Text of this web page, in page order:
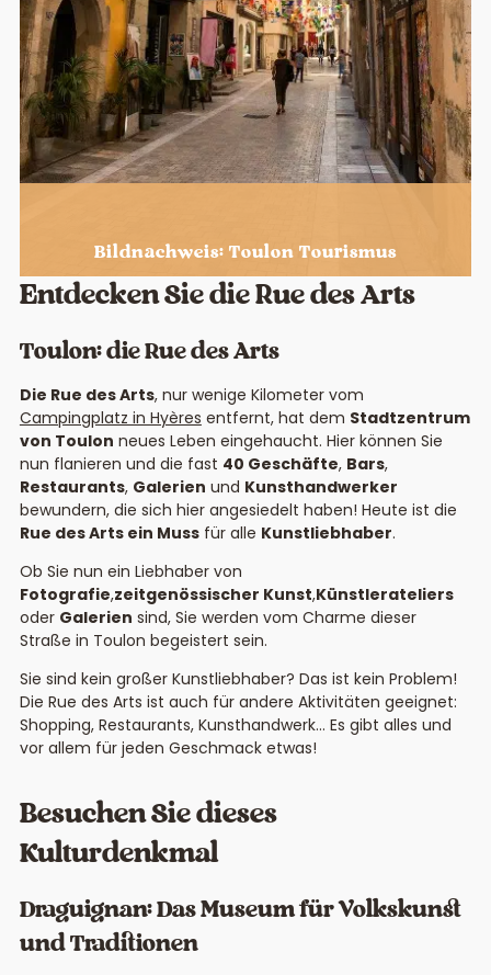
Bildnachweis: Toulon Tourismus
Entdecken Sie die Rue des Arts
Toulon: die Rue des Arts
Die Rue des Arts, nur wenige Kilometer vom
Campingplatz in Hyères entfernt, hat dem Stadtzentrum
von Toulon neues Leben eingehaucht. Hier können Sie
nun flanieren und die fast 40 Geschäfte, Bars,
Restaurants, Galerien und Kunsthandwerker
bewundern, die sich hier angesiedelt haben! Heute ist die
Rue des Artsein Mussfür alle Kunstliebhaber.
Ob Sie nun ein Liebhaber von
Fotografie,zeitgenössischer Kunst,Künstlerateliers
oder Galerien sind, Sie werden vom Charme dieser
Straße in Toulon begeistert sein.
Sie sind kein großer Kunstliebhaber? Das ist kein Problem!
Die Rue des Arts ist auch für andere Aktivitäten geeignet:
Shopping, Restaurants, Kunsthandwerk… Es gibt alles und
vor allem für jeden Geschmack etwas!
Besuchen Sie dieses
Kulturdenkmal
Draguignan: Das Museum für Volkskunst
und Traditionen